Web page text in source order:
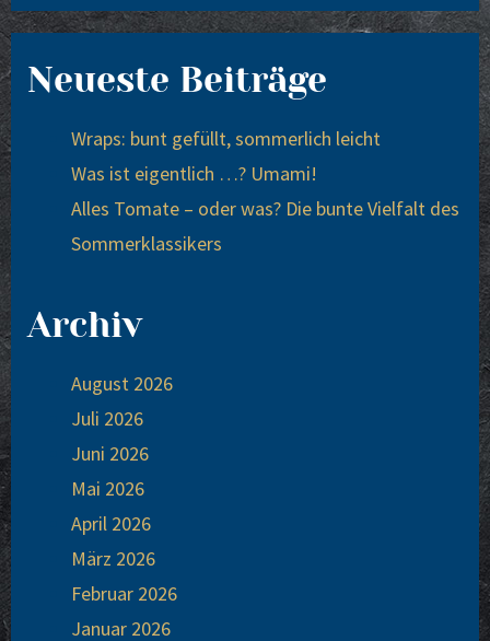
Neueste Beiträge
Wraps: bunt gefüllt, sommerlich leicht
Was ist eigentlich …? Umami!
Alles Tomate – oder was? Die bunte Vielfalt des
Sommerklassikers
Archiv
August 2026
Juli 2026
Juni 2026
Mai 2026
April 2026
März 2026
Februar 2026
Januar 2026